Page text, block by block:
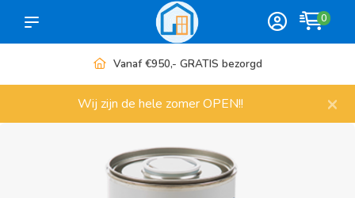
0
Vanaf €950,- GRATIS bezorgd
Wij zijn de hele zomer OPEN!! ×